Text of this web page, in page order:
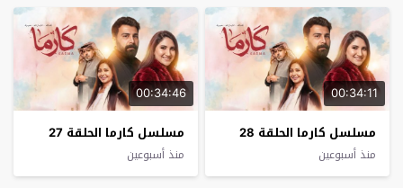
00:34:11
مسلسل كارما الحلقة 28
منذ أسبوعين
00:34:46
مسلسل كارما الحلقة 27
منذ أسبوعين